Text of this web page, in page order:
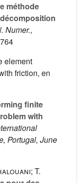
méthode
Numer.,
element
friction, en
finite
with
Portugal, June
T.